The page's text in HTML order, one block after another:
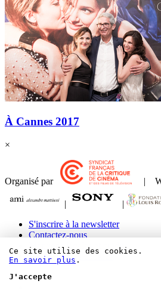
À Cannes 2017
×
Organisé par |
| |
S'inscrire à la newsletter
Contactez-nous
Mentions légales et crédits
Paramétrer les cookies
Ce site utilise des cookies.
En savoir plus .
J'accepte